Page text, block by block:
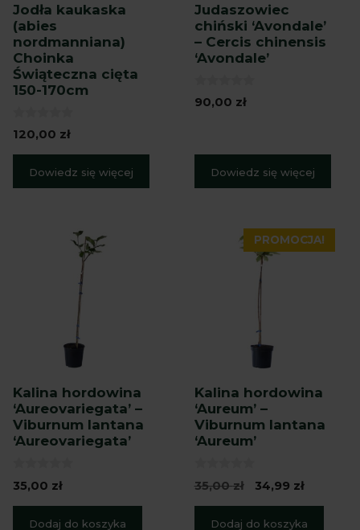
Jodła kaukaska
(abies
nordmanniana)
Choinka
Świąteczna cięta
150-170cm
0
z
120,00 zł
Dowiedz się więcej
Judaszowiec
chiński ‘Avondale’
– Cercis chinensis
‘Avondale’
0
z
90,00 zł
Dowiedz się więcej
Kalina hordowina
‘Aureovariegata’ –
Viburnum lantana
‘Aureovariegata’
0
z
35,00 zł
Dodaj do koszyka
PROMOCJA!
Kalina hordowina
‘Aureum’ –
Viburnum lantana
‘Aureum’
0
z
35,00zł
Pierwotna
cena
wynosiła:
34,99 złAktualna
cena
wynosi:
Dodaj do koszyka